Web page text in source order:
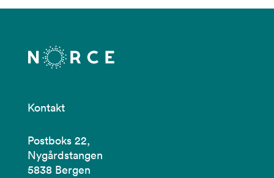
Kontakt
Postboks 22,
Nygårdstangen
5838 Bergen